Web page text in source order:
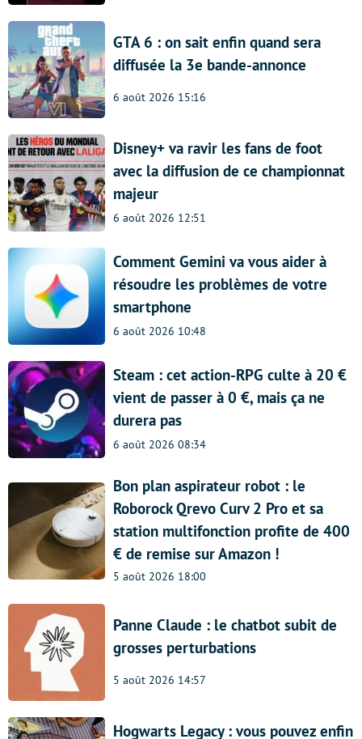
GTA 6 : on sait enfin quand sera
diffusée la 3e bande-annonce
6 août 2026 15:16
Disney+ va ravir les fans de foot
avec la diffusion de ce championnat
majeur
6 août 2026 12:51
Comment Gemini va vous aider à
résoudre les problèmes de votre
smartphone
6 août 2026 10:48
Steam : cet action-RPG culte à 20 €
vient de passer à 0 €, mais ça ne
durera pas
6 août 2026 08:34
Bon plan aspirateur robot : le
Roborock Qrevo Curv 2 Pro et sa
station multifonction profite de 400
€ de remise sur Amazon !
5 août 2026 18:00
Panne Claude : le chatbot subit de
grosses perturbations
5 août 2026 14:57
Hogwarts Legacy : vous pouvez enfin